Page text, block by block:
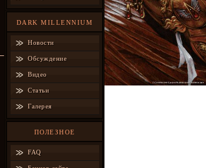
DARK MILLENNIUM
Новости
Обсуждение
Видео
Статьи
Галерея
ПОЛЕЗНОЕ
FAQ